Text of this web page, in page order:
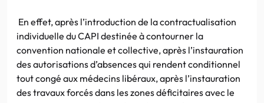
En effet, après l’introduction de la contractualisation
individuelle du CAPI destinée à contourner la
convention nationale et collective, après l’instauration
des autorisations d’absences qui rendent conditionnel
tout congé aux médecins libéraux, après l’instauration
des travaux forcés dans les zones déficitaires avec le